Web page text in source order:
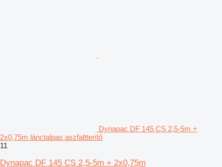
Dynapac DF 145 CS 2,5-5m +
2x0,75m lánctalpas aszfaltterítő
11
Dynapac DF 145 CS 2,5-5m + 2x0,75m